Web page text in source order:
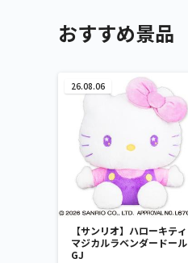
おすすめ景品
26.08.06
【サンリオ】ハローキティ
マジカルラベンダードール
GJ